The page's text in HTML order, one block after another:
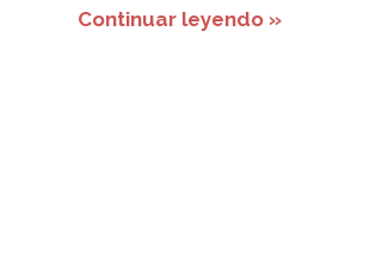
Continuar leyendo »